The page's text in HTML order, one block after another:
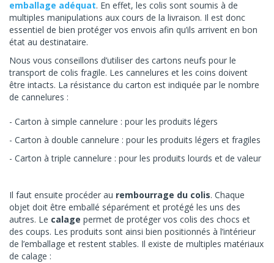
emballage adéquat. En effet, les colis sont soumis à de
multiples manipulations aux cours de la livraison. Il est donc
essentiel de bien protéger vos envois afin qu’ils arrivent en bon
état au destinataire.
Nous vous conseillons d’utiliser des cartons neufs pour le
transport de colis fragile. Les cannelures et les coins doivent
être intacts. La résistance du carton est indiquée par le nombre
de cannelures :
Carton à simple cannelure : pour les produits légers
Carton à double cannelure : pour les produits légers et fragiles
Carton à triple cannelure : pour les produits lourds et de valeur
Il faut ensuite procéder au rembourrage du colis. Chaque
objet doit être emballé séparément et protégé les uns des
autres. Le calage permet de protéger vos colis des chocs et
des coups. Les produits sont ainsi bien positionnés à l’intérieur
de l’emballage et restent stables. Il existe de multiples matériaux
de calage :